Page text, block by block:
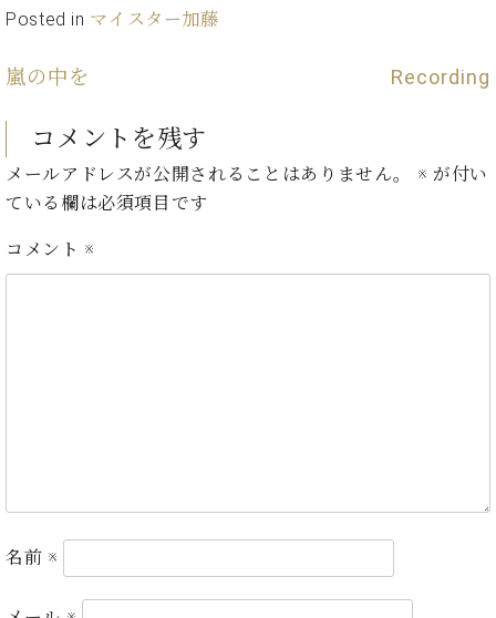
ア
ラ
ト
ア
ノ
C.
ベ
ス
愛
者
情
ル・
ジオ
タル
ホー
スタ
音
楽
Posted in マイスター加藤
嵐の中を Recording
コメントを残す
メールアドレスが公開されることはありません。 ※ が付い
ている欄は必須項目です
コメント ※
名前 ※